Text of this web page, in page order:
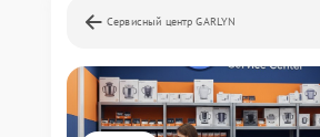
Сервисный центр GARLYN